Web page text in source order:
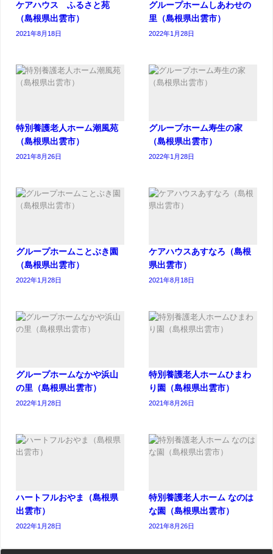
ケアハウス ふるさと苑
（島根県出雲市）
2021年8月18日
グループホームしあわせの
里（島根県出雲市）
2022年1月28日
特別養護老人ホーム潮風苑
（島根県出雲市）
2021年8月26日
グループホーム寿生の家
（島根県出雲市）
2022年1月28日
グループホームことぶき園
（島根県出雲市）
2022年1月28日
ケアハウスあすなろ（島根
県出雲市）
2021年8月18日
グループホームなかや浜山
の里（島根県出雲市）
2022年1月28日
特別養護老人ホームひまわ
り園（島根県出雲市）
2021年8月26日
ハートフルおやま（島根県
出雲市）
2022年1月28日
特別養護老人ホーム なのは
な園（島根県出雲市）
2021年8月26日